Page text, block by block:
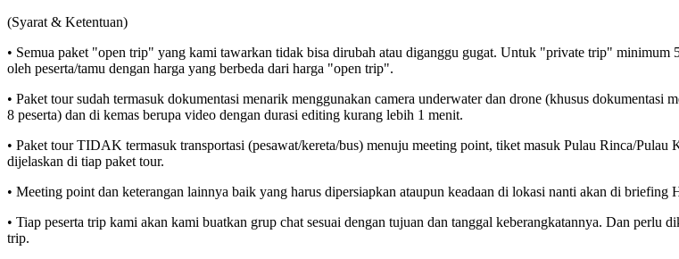
(Syarat & Ketentuan)
• Semua paket "open trip" yang kami tawarkan tidak bisa dirubah atau diganggu gugat. Untuk "private trip"
oleh peserta/tamu dengan harga yang berbeda dari harga "open trip".
• Paket tour sudah termasuk dokumentasi menarik menggunakan camera underwater dan drone (khusus
8 peserta) dan di kemas berupa video dengan durasi editing kurang lebih 1 menit.
• Paket tour TIDAK termasuk transportasi (pesawat/kereta/bus) menuju meeting point, tiket masuk Pulau Rinca/
dijelaskan di tiap paket tour.
• Meeting point dan keterangan lainnya baik yang harus dipersiapkan ataupun keadaan di lokasi nanti akan di briefing
• Tiap peserta trip kami akan kami buatkan grup chat sesuai dengan tujuan dan tanggal keberangkatannya. Dan
trip.